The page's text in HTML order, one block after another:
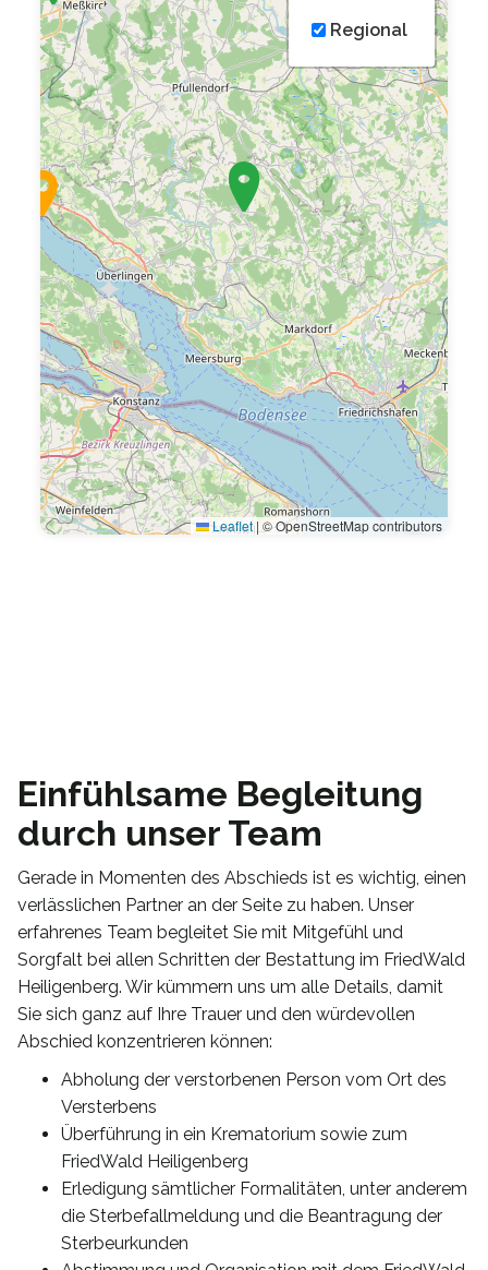
Regional
Leaflet | © OpenStreetMap contributors
Einfühlsame Begleitung
durch unser Team
Gerade in Momenten des Abschieds ist es wichtig, einen
verlässlichen Partner an der Seite zu haben. Unser
erfahrenes Team begleitet Sie mit Mitgefühl und
Sorgfalt bei allen Schritten der Bestattung im FriedWald
Heiligenberg. Wir kümmern uns um alle Details, damit
Sie sich ganz auf Ihre Trauer und den würdevollen
Abschied konzentrieren können:
Abholung der verstorbenen Person vom Ort des
Versterbens
Überführung in ein Krematorium sowie zum
FriedWald Heiligenberg
Erledigung sämtlicher Formalitäten, unter anderem
die Sterbefallmeldung und die Beantragung der
Sterbeurkunden